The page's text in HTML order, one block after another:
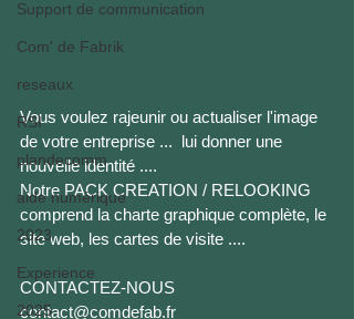
Support de communication
Com' de Fabrik
reseaux
RSI
plandecomm
aide numérique
2023
Experience
2025
Vous voulez rajeunir ou actualiser l'image
de votre entreprise ...  lui donner une
nouvelle identité ....
Notre PACK CREATION / RELOOKING
comprend la charte graphique complète, le
site web, les cartes de visite ....
CONTACTEZ-NOUS
contact@comdefab.fr